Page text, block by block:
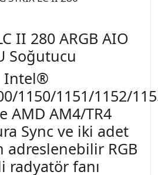
II 280 ARGB AIO
Soğutucu
Intel®
1150/1151/1152/
AMD AM4/TR4
Sync ve iki adet
adreslenebilir RGB
radyatör fanı